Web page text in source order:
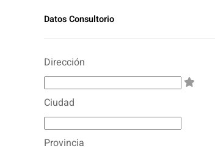
Datos Consultorio
Dirección
Ciudad
Provincia